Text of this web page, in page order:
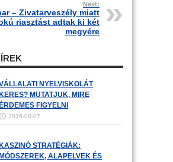
Next:
– Zivatarveszély miatt
riasztást adtak ki két
megyére
NYELVISKOLÁT
KERES? MUTATJUK, MIRE
ÉRDEMES FIGYELNI
2026-08-07
KASZINÓ STRATÉGIÁK:
MÓDSZEREK, ALAPELVEK ÉS